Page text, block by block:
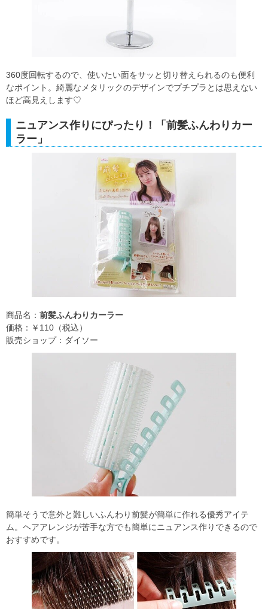
360度回転するので、使いたい面をサッと切り替えられるのも便利
なポイント。綺麗なメタリックのデザインでプチプラとは思えない
ほど高見えします♡
ニュアンス作りにぴったり！「前髪ふんわりカー
ラー」
商品名： 前髪ふんわりカーラー
価格：￥110（税込）
販売ショップ：ダイソー
簡単そうで意外と難しいふんわり前髪が簡単に作れる優秀アイテ
ム。ヘアアレンジが苦手な方でも簡単にニュアンス作りできるので
おすすめです。